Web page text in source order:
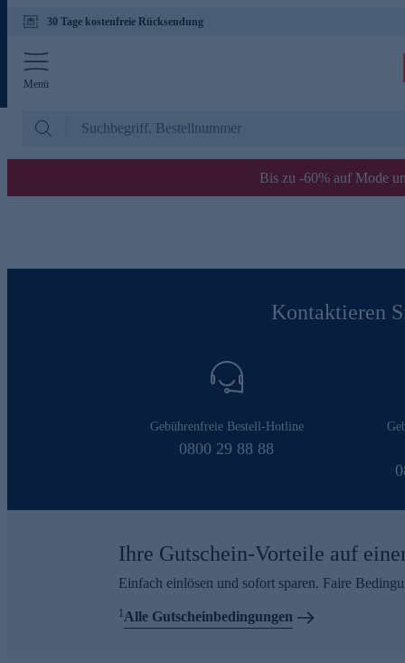
30 Tage kostenfreie Rücksendung
Menü
Bis zu -60% auf Mode
Kontaktieren
Gebührenfreie Bestell-Hotline
0800 29 88 88
Ihre Gutschein-Vorteile auf
Einfach einlösen und sofort sparen. Faire
1Alle Gutscheinbedingungen